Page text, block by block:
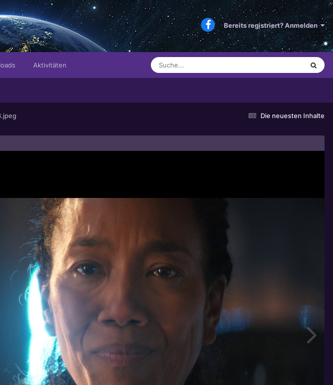
Bereits registriert? Anmelden
Aktivitäten
Die neuesten Inhalte